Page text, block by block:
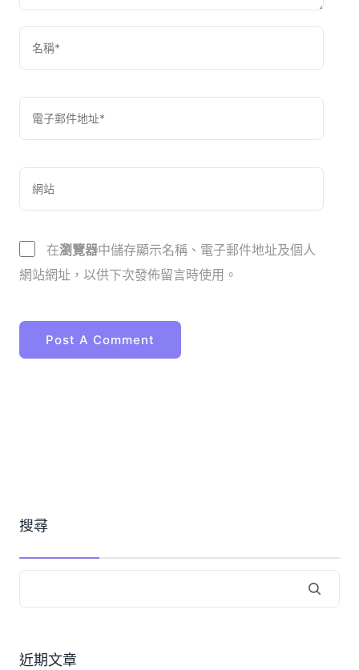
在瀏覽器中儲存顯示名稱、電子郵件地址及個人
網站網址，以供下次發佈留言時使用。
搜尋
近期文章